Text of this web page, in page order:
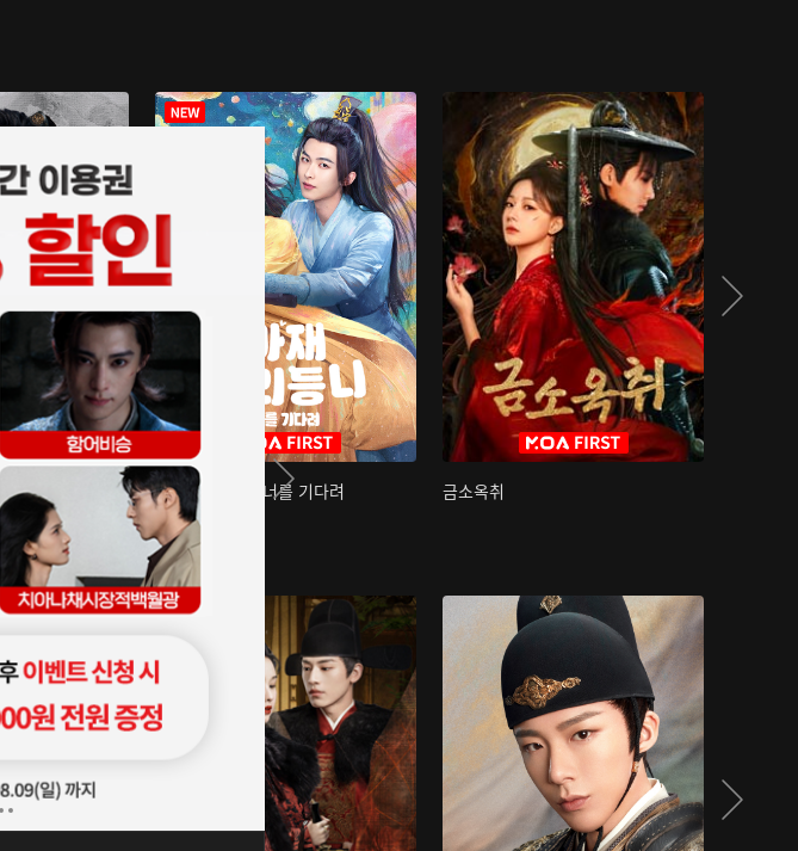
아재저리등니 : 너를 기다려 금소옥취